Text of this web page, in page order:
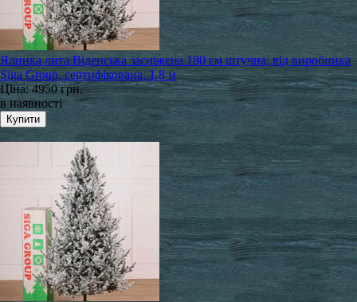
Ялинка лита Віденська засніжена 180 см штучна, від виробника
Siga Group, сертифікована, 1.8 м
Ціна:4950 грн.
в наявності